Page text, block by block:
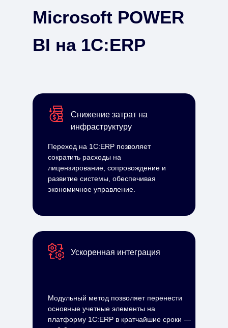
Снижение затрат на
инфраструктуру
Переход на 1С:ERP позволяет
сократить расходы на
лицензирование, сопровождение и
развитие системы, обеспечивая
экономичное управление.
Microsoft POWER
BI на 1С:ERP
Ускоренная интеграция
Модульный метод позволяет перенести
основные учетные элементы на
платформу 1С:ERP в кратчайшие сроки —